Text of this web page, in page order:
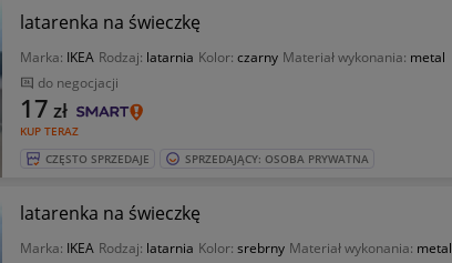
latarenka na świeczkę
Marka: IKEA Rodzaj: latarnia Kolor: czarny Materiał wykonania: metal
do negocjacji
KUP TERAZ
17 zł
CZĘSTO SPRZEDAJE SPRZEDAJĄCY: OSOBA PRYWATNA
latarenka na świeczkę
Marka: IKEA Rodzaj: latarnia Kolor: srebrny Materiał wykonania: metal